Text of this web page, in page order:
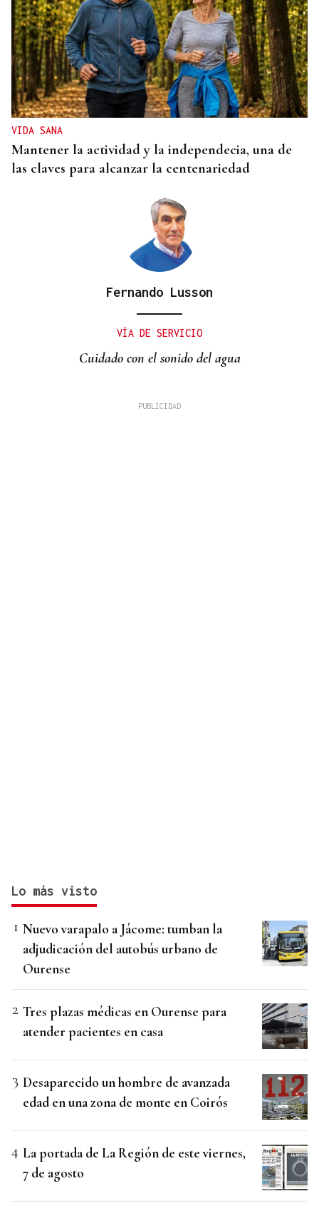
VIDA SANA
Mantener la actividad y la independecia, una de
las claves para alcanzar la centenariedad
Fernando Lusson
VÍA DE SERVICIO
Cuidado con el sonido del agua
Lo más visto
Nuevo varapalo a Jácome: tumban la
adjudicación del autobús urbano de
Ourense
Tres plazas médicas en Ourense para
atender pacientes en casa
Desaparecido un hombre de avanzada
edad en una zona de monte en Coirós
La portada de La Región de este viernes,
7 de agosto